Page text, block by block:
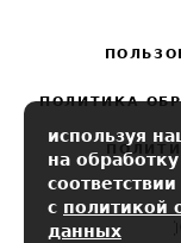
ПОЛИТИКА
используя
на
соответствии
с политикой
данных